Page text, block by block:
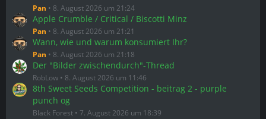
Pan 8. August 2026 um 21:24
Apple Crumble / Critical / Biscotti Minz
Pan 8. August 2026 um 21:21
Wann, wie und warum konsumiert Ihr?
Pan 8. August 2026 um 21:18
Der "Bilder zwischendurch"-Thread
RobLow 8. August 2026 um 11:46
8th Sweet Seeds Competition - beitrag 2 - purple
punch og
Black Forest 7. August 2026 um 18:39